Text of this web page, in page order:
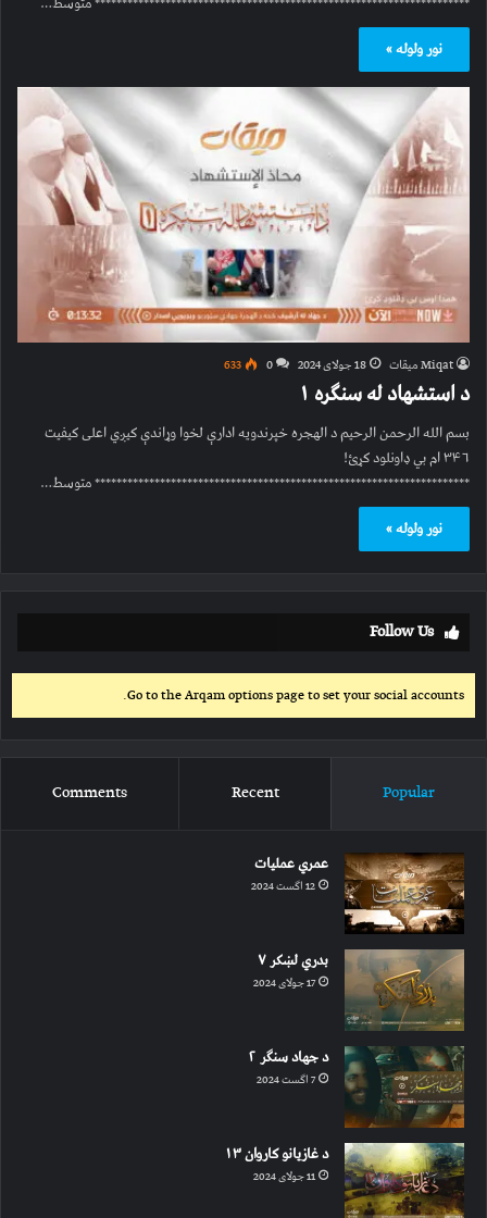
نور ولوله »
Miqat میقات 18 جولای 2024 0
633
د استشهاد له سنګره ۱
بسم الله الرحمن الرحیم د الهجره خپرندویه ادارې لخوا وړاندې کیږي اعلی کیفیت
۳۴۶ ام بي ډاونلود کړئ!
********************************************************************* متوسط…
نور ولوله »
Follow Us
Go to the Arqam options page to set your social accounts.
Popular
Recent
Comments
عمري عملیات
12 اگست 2024
بدري لښکر ۷
17 جولای 2024
د جهاد سنګر ۲
7 اگست 2024
د غازیانو کاروان ۱۳
11 جولای 2024